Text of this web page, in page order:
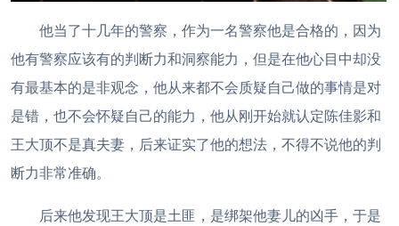
他当了十几年的警察，作为一名警察他是合格的，因为
他有警察应该有的判断力和洞察能力，但是在他心目中却没
有最基本的是非观念，他从来都不会质疑自己做的事情是对
是错，也不会怀疑自己的能力，他从刚开始就认定陈佳影和
王大顶不是真夫妻，后来证实了他的想法，不得不说他的判
断力非常准确。
后来他发现王大顶是土匪，是绑架他妻儿的凶手，于是